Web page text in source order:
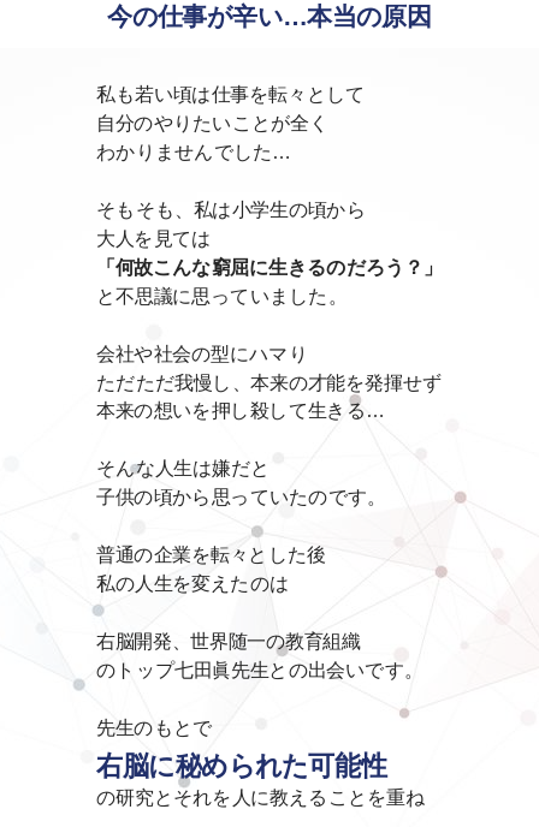
今の仕事が辛い…本当の原因
私も若い頃は仕事を転々として
自分のやりたいことが全く
わかりませんでした…
そもそも、私は小学生の頃から
大人を見ては
「何故こんな窮屈に生きるのだろう？」
と不思議に思っていました。
会社や社会の型にハマり
ただただ我慢し、本来の才能を発揮せず
本来の想いを押し殺して生きる…
そんな人生は嫌だと
子供の頃から思っていたのです。
普通の企業を転々とした後
私の人生を変えたのは
右脳開発、世界随一の教育組織
のトップ七田眞先生との出会いです。
先生のもとで
右脳に秘められた可能性
の研究とそれを人に教えることを重ね